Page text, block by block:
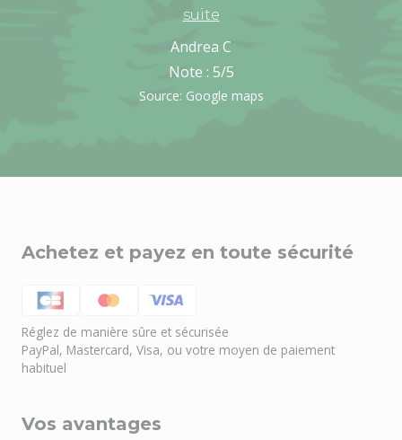
suite
Andrea C
Note : 5/5
Source: Google maps
Achetez et payez en toute sécurité
Réglez de manière sûre et sécurisée
PayPal, Mastercard, Visa, ou votre moyen de paiement
habituel
Vos avantages